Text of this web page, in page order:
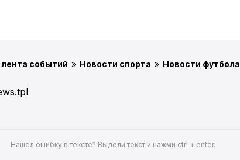
событий » Новости спорта » Новости футбола
Нашёл ошибку в тексте? Выдели текст и нажми ctrl + enter.